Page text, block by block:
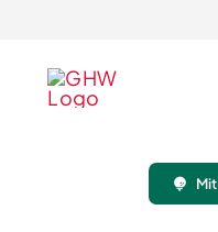
content